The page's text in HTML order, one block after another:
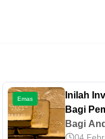
Emas
Inilah
Bagi
Bagi
04